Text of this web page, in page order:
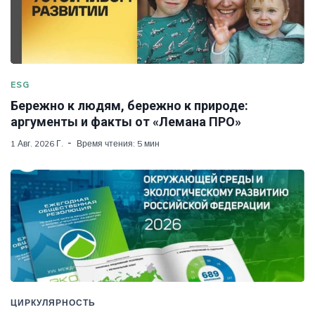
ESG
Бережно к людям, бережно к природе:
аргументы и факты от «Лемана ПРО»
1 Авг. 2026 Г. Время чтения: 5 мин
ЦИРКУЛЯРНОСТЬ